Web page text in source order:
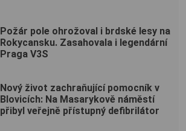
Požár pole ohrožoval i brdské lesy na
Rokycansku. Zasahovala i legendární
Praga V3S
Nový život zachraňující pomocník v
Blovicích: Na Masarykově náměstí
přibyl veřejně přístupný defibrilátor